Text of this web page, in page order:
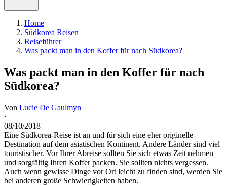
Home
Südkorea Reisen
Reiseführer
Was packt man in den Koffer für nach Südkorea?
Was packt man in den Koffer für nach
Südkorea?
Von Lucie De Gaulmyn
·
08/10/2018
Eine Südkorea-Reise ist an und für sich eine eher originelle
Destination auf dem asiatischen Kontinent. Andere Länder sind viel
touristischer. Vor Ihrer Abreise sollten Sie sich etwas Zeit nehmen
und sorgfältig Ihren Koffer packen. Sie sollten nichts vergessen.
Auch wenn gewisse Dinge vor Ort leicht zu finden sind, werden Sie
bei anderen große Schwierigkeiten haben.